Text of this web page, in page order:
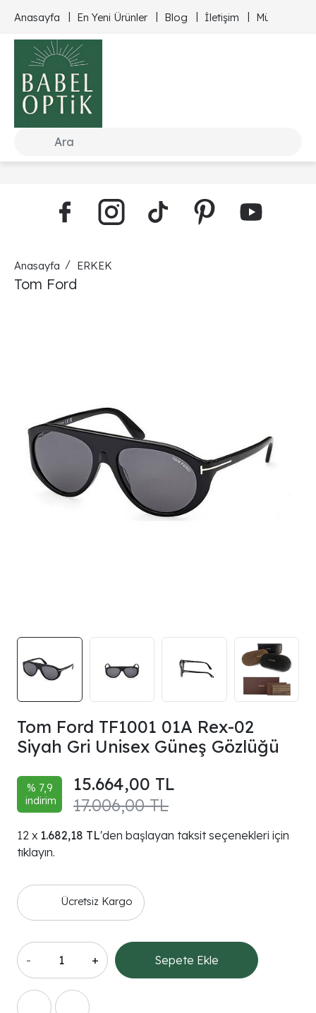
Anasayfa En Yeni Ürünler Blog İletişim Müşteri
Anasayfa ERKEK
Tom Ford
Tom Ford TF1001 01A Rex-02
Siyah Gri Unisex Güneş Gözlüğü
% 7,9
indirim
17.006,00 TL
15.664,00 TL
1.682,18 TL'den başlayan taksit seçenekleri için
tıklayın.
Ücretsiz Kargo
- + Sepete Ekle